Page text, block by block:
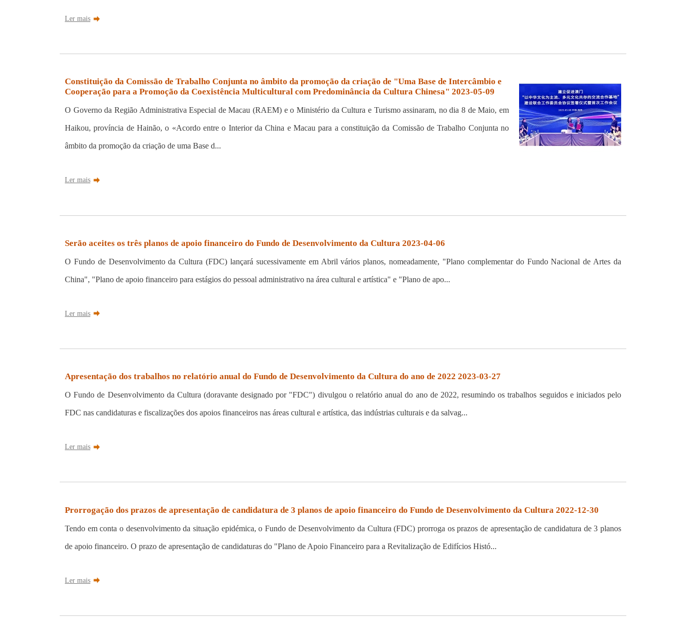
Ler mais
Constituição da Comissão de Trabalho Conjunta no âmbito da promoção da criação de "Uma Base de Intercâmbio e
Cooperação para a Promoção da Coexistência Multicultural com Predominância da Cultura Chinesa" 2023-05-09
O Governo da Região Administrativa Especial de Macau (RAEM) e o Ministério da Cultura e Turismo assinaram, no dia 8 de Maio, em
Haikou, província de Hainão, o «Acordo entre o Interior da China e Macau para a constituição da Comissão de Trabalho Conjunta no
âmbito da promoção da criação de uma Base d...
Ler mais
Serão aceites os três planos de apoio financeiro do Fundo de Desenvolvimento da Cultura 2023-04-06
O Fundo de Desenvolvimento da Cultura (FDC) lançará sucessivamente em Abril vários planos, nomeadamente, "Plano complementar do Fundo Nacional de Artes da
China", "Plano de apoio financeiro para estágios do pessoal administrativo na área cultural e artística" e "Plano de apo...
Ler mais
Apresentação dos trabalhos no relatório anual do Fundo de Desenvolvimento da Cultura do ano de 2022 2023-03-27
O Fundo de Desenvolvimento da Cultura (doravante designado por "FDC") divulgou o relatório anual do ano de 2022, resumindo os trabalhos seguidos e iniciados pelo
FDC nas candidaturas e fiscalizações dos apoios financeiros nas áreas cultural e artística, das indústrias culturais e da salvag...
Ler mais
Prorrogação dos prazos de apresentação de candidatura de 3 planos de apoio financeiro do Fundo de Desenvolvimento da Cultura 2022-12-30
Tendo em conta o desenvolvimento da situação epidémica, o Fundo de Desenvolvimento da Cultura (FDC) prorroga os prazos de apresentação de candidatura de 3 planos
de apoio financeiro. O prazo de apresentação de candidaturas do "Plano de Apoio Financeiro para a Revitalização de Edifícios Histó...
Ler mais